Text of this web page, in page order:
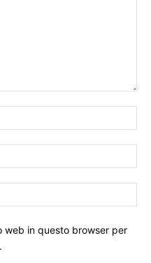
web in questo browser per